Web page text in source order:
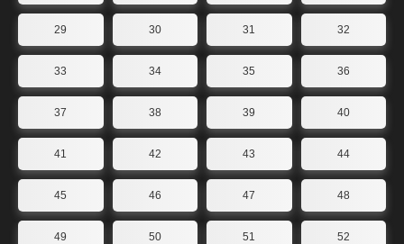
29 30 31 32
33 34 35 36
37 38 39 40
41 42 43 44
45 46 47 48
49 50 51 52